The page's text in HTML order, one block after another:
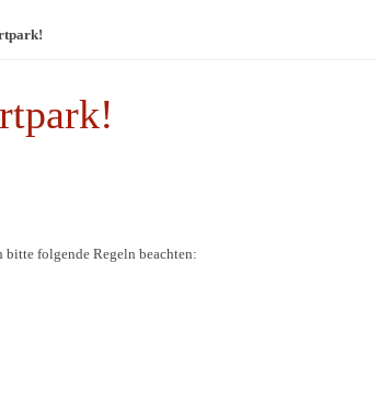
bitte folgende Regeln beachten: